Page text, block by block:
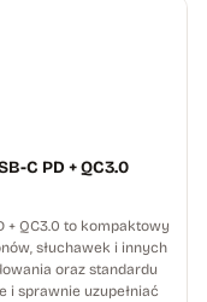
C PD + QC3.0
+ QC3.0 to kompaktowy
słuchawek i innych
oraz standardu
i sprawnie uzupełniać